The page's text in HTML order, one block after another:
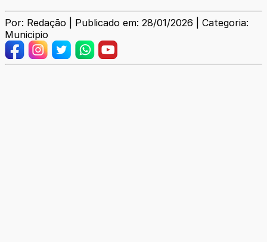
Por: Redação | Publicado em: 28/01/2026 | Categoria:
Municipio